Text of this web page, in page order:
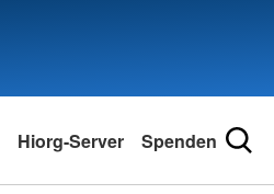
Hiorg-Server Spenden